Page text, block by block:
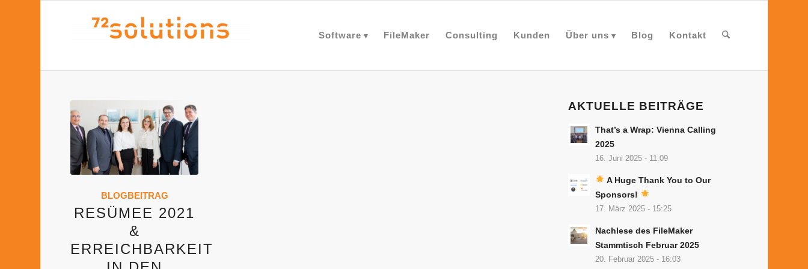
Software FileMaker Consulting Kunden Über uns Blog Kontakt
BLOGBEITRAG
RESÜMEE 2021
&
ERREICHBARKEIT
AKTUELLE BEITRÄGE
That’s a Wrap: Vienna Calling
2025
16. Juni 2025 - 11:09
A Huge Thank You to Our
Sponsors!
17. März 2025 - 15:25
Nachlese des FileMaker
Stammtisch Februar 2025
20. Februar 2025 - 16:03